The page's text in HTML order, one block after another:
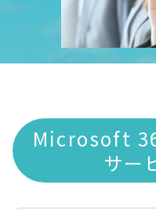
Microsoft
サー